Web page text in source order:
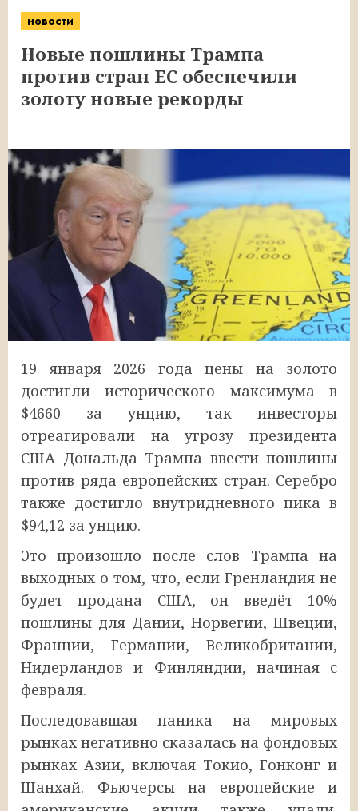
новости
Новые пошлины Трампа
против стран ЕС обеспечили
золоту новые рекорды
19 января 2026 года цены на золото
достигли исторического максимума в
$4660 за унцию, так инвесторы
отреагировали на угрозу президента
США Дональда Трампа ввести пошлины
против ряда европейских стран. Серебро
также достигло внутридневного пика в
$94,12 за унцию.
Это произошло после слов Трампа на
выходных о том, что, если Гренландия не
будет продана США, он введёт 10%
пошлины для Дании, Норвегии, Швеции,
Франции, Германии, Великобритании,
Нидерландов и Финляндии, начиная с
февраля.
Последовавшая паника на мировых
рынках негативно сказалась на фондовых
рынках Азии, включая Токио, Гонконг и
Шанхай. Фьючерсы на европейские и